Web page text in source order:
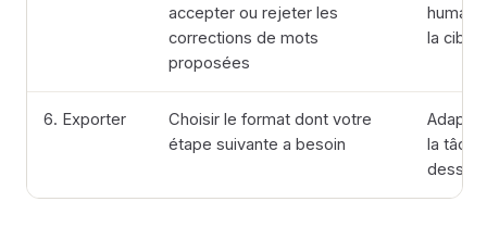
accepter ou rejeter les
corrections de mots
proposées
la
6. Exporter
Choisir le format dont votre
étape suivante a besoin
la